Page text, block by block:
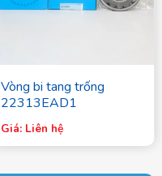
Vòng bi tang trống
22313EAD1
Giá: Liên hệ